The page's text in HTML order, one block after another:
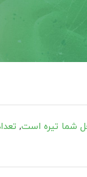
شما تیره است,